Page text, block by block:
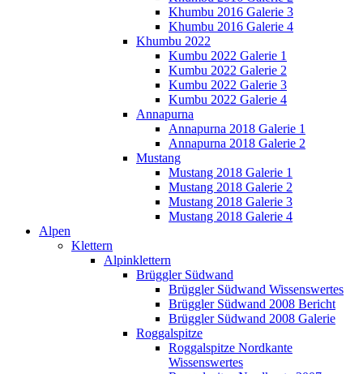
Khumbu 2016 Galerie 3
Khumbu 2016 Galerie 4
Khumbu 2022
Kumbu 2022 Galerie 1
Kumbu 2022 Galerie 2
Kumbu 2022 Galerie 3
Kumbu 2022 Galerie 4
Annapurna
Annapurna 2018 Galerie 1
Annapurna 2018 Galerie 2
Mustang
Mustang 2018 Galerie 1
Mustang 2018 Galerie 2
Mustang 2018 Galerie 3
Mustang 2018 Galerie 4
Alpen
Klettern
Alpinklettern
Brüggler Südwand
Brüggler Südwand Wissenswertes
Brüggler Südwand 2008 Bericht
Brüggler Südwand 2008 Galerie
Roggalspitze
Roggalspitze Nordkante
Wissenswertes